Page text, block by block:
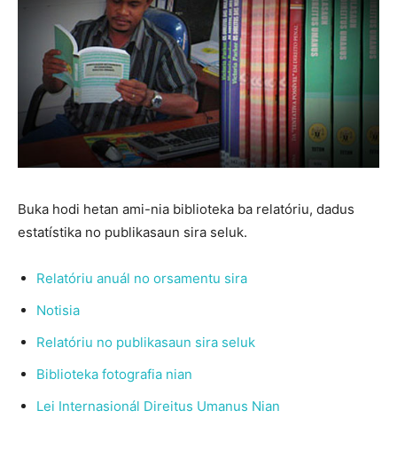
Buka hodi hetan ami-nia biblioteka ba relatóriu, dadus
estatístika no publikasaun sira seluk.
Relatóriu anuál no orsamentu sira
Notisia
Relatóriu no publikasaun sira seluk
Biblioteka fotografia nian
Lei Internasionál Direitus Umanus Nian